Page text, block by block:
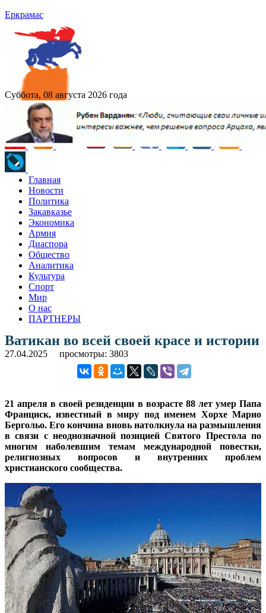
Еркрамас
Суббота, 08 августа 2026 года
Главная
Новости
Политика
Закавказье
Экономика
Армия
Диаспора
Общество
Аналитика
Культура
Спорт
Мир
О нас
ПАРТНЕРЫ
Ватикан во всей своей красе и истории
27.04.2025 просмотры: 3803
21 апреля в своей резиденции в возрасте 88 лет умер Папа
Франциск, известный в миру под именем Хорхе Марио
Бергольо. Его кончина вновь натолкнула на размышления
в связи с неоднозначной позицией Святого Престола по
многим наболевшим темам международной повестки,
религиозных вопросов и внутренних проблем
христианского сообщества.